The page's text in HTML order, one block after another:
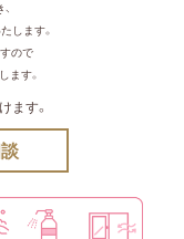
します。
ので
ます。
ます。